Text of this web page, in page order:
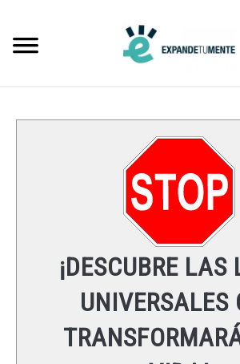
content
LEYES UNIVERSALES
RECURSOS
¡DESCUBRE LAS
UNIVERSALES